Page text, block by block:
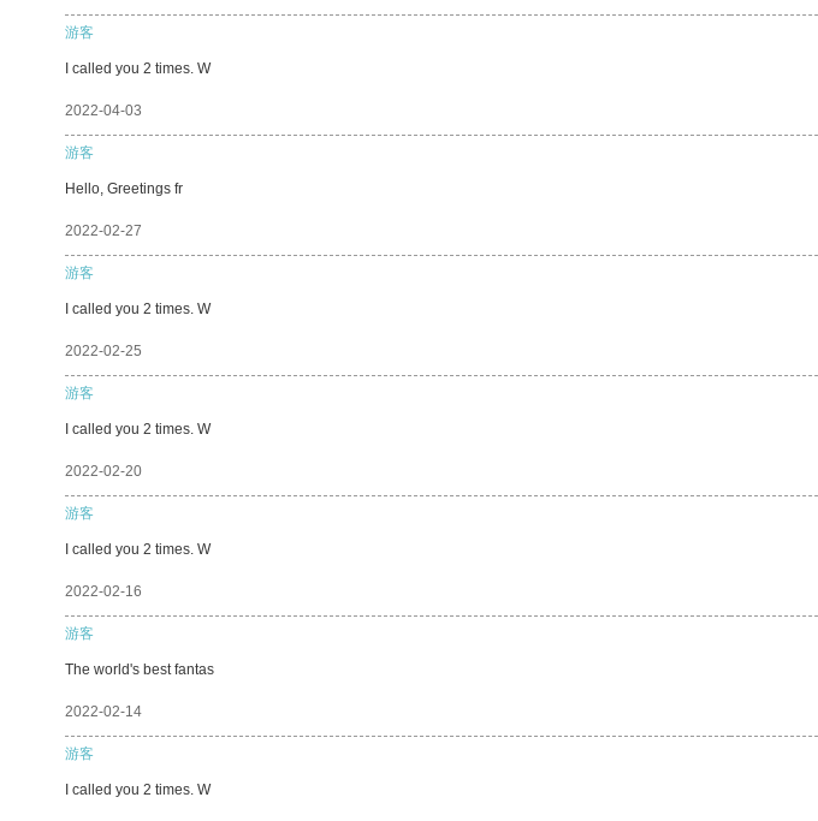
游客
I called you 2 times. W
2022-04-03
游客
Hello, Greetings fr
2022-02-27
游客
I called you 2 times. W
2022-02-25
游客
I called you 2 times. W
2022-02-20
游客
I called you 2 times. W
2022-02-16
游客
The world's best fantas
2022-02-14
游客
I called you 2 times. W